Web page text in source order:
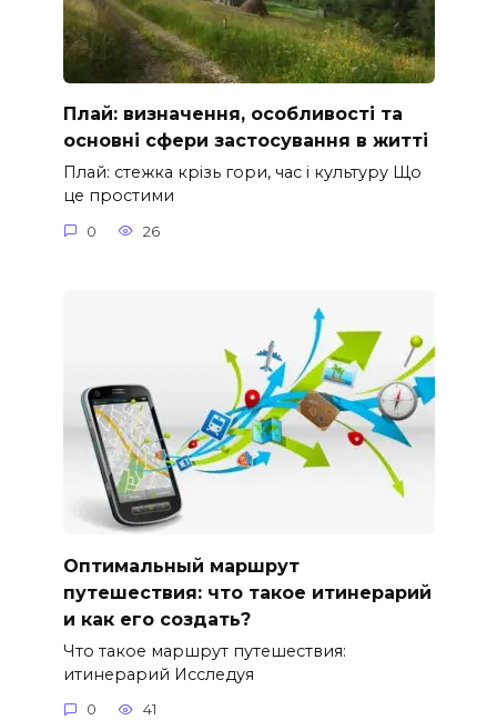
Плай: визначення, особливості та
основні сфери застосування в житті
Плай: стежка крізь гори, час і культуру Що
це простими
0 26
Оптимальный маршрут
путешествия: что такое итинерарий
и как его создать?
Что такое маршрут путешествия:
итинерарий Исследуя
0 41